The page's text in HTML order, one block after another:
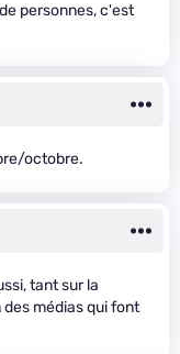
personnes, c'est
octobre.
tant sur la
médias qui font